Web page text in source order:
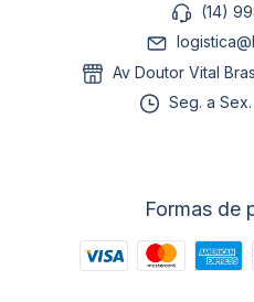
(14)
Av Doutor Vital
Seg. a
Formas de